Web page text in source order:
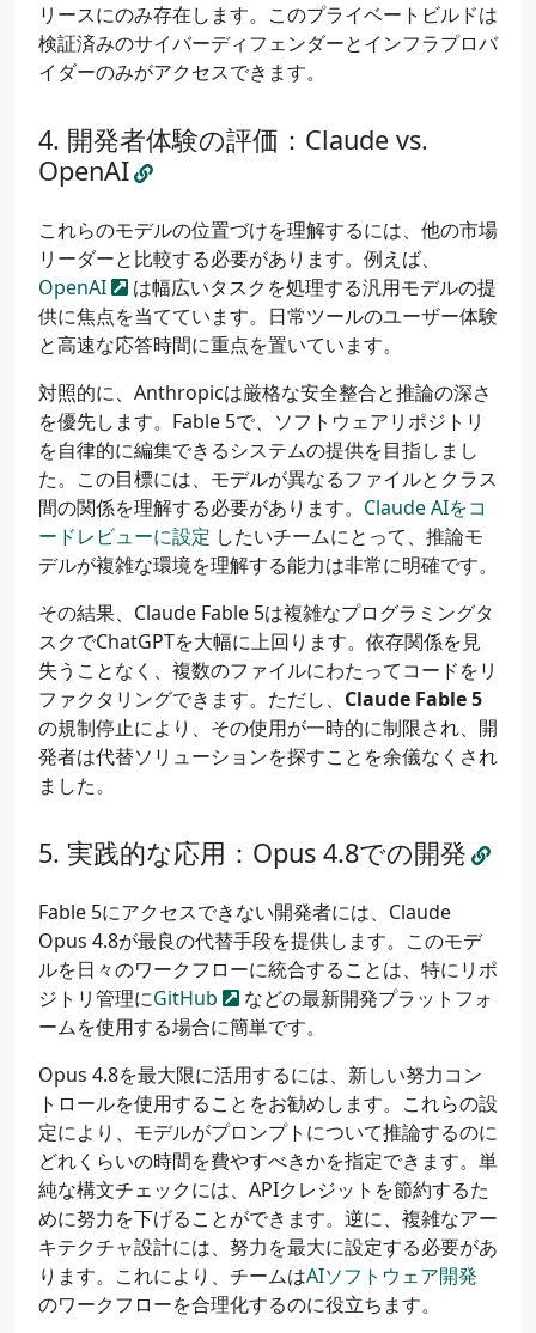
リースにのみ存在します。このプライベートビルドは
検証済みのサイバーディフェンダーとインフラプロバ
イダーのみがアクセスできます。
開発者体験の評価：Claude vs.
OpenAI
これらのモデルの位置づけを理解するには、他の市場
リーダーと比較する必要があります。例えば、
OpenAI
は幅広いタスクを処理する汎用モデルの提
供に焦点を当てています。日常ツールのユーザー体験
と高速な応答時間に重点を置いています。
対照的に、Anthropicは厳格な安全整合と推論の深さ
を優先します。Fable 5で、ソフトウェアリポジトリ
を自律的に編集できるシステムの提供を目指しまし
た。この目標には、モデルが異なるファイルとクラス
間の関係を理解する必要があります。 Claude AIをコ
ードレビューに設定 したいチームにとって、推論モ
デルが複雑な環境を理解する能力は非常に明確です。
その結果、Claude Fable 5は複雑なプログラミングタ
スクでChatGPTを大幅に上回ります。依存関係を見
失うことなく、複数のファイルにわたってコードをリ
ファクタリングできます。ただし、 Claude Fable 5
の規制停止により、その使用が一時的に制限され、開
発者は代替ソリューションを探すことを余儀なくされ
ました。
実践的な応用：Opus 4.8での開発
Fable 5にアクセスできない開発者には、Claude
Opus 4.8が最良の代替手段を提供します。このモデ
ルを日々のワークフローに統合することは、特にリポ
ジトリ管理にGitHub
などの最新開発プラットフォ
ームを使用する場合に簡単です。
Opus 4.8を最大限に活用するには、新しい努力コン
トロールを使用することをお勧めします。これらの設
定により、モデルがプロンプトについて推論するのに
どれくらいの時間を費やすべきかを指定できます。単
純な構文チェックには、APIクレジットを節約するた
めに努力を下げることができます。逆に、複雑なアー
キテクチャ設計には、努力を最大に設定する必要があ
ります。これにより、チームはAIソフトウェア開発
のワークフローを合理化するのに役立ちます。